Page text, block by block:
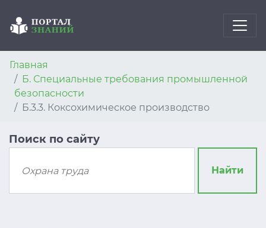
Главная
Б. Специальные требования промышленной
безопасности
Б.3.3. Коксохимическое производство
Поиск по сайту
Найти